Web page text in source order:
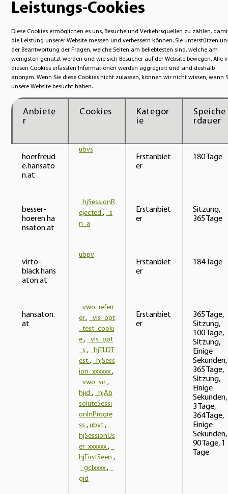
Leistungs-Cookies
Diese Cookies ermöglichen es uns, Besuche und Verkehrsquellen zu zählen,
die Leistung unserer Website messen und verbessern können. Sie unterstützen
der Beantwortung der Fragen, welche Seiten am beliebtesten sind, welche am
wenigsten genutzt werden und wie sich Besucher auf der Website bewegen. Alle
diesen Cookies erfassten Informationen werden aggregiert und sind deshalb
anonym. Wenn Sie diese Cookies nicht zulassen, können wir nicht wissen, wann
unsere Website besucht haben.
Anbiete
r
Cookies
Kategor
ie
Speiche
rdauer
hoerfreud
e.hansato
n.at
ubvs
Erstanbiet
er
180 Tage
besser-
hoeren.ha
nsaton.at
_hjSessionR
ejected ,
_s
n_a
Erstanbiet
er
Sitzung,
365 Tage
virto-
black.hans
aton.at
ubpv
Erstanbiet
er
184 Tage
hansaton.
at
_vwo_referr
er,
_vis_opt
_test_cooki
e ,
_vis_opt
_s ,
_hjTLDT
est ,
_hjSess
ion_xxxxxx ,
_vwo_sn ,
hjid ,
_hjAb
soluteSessi
onInProgre
ss , ubvt ,
hjSessionUs
er_xxxxxx ,
hjFirstSeen ,
_gclxxxx ,
gid
Erstanbiet
er
365 Tage,
Sitzung,
100 Tage,
Sitzung,
Einige
Sekunden,
365 Tage,
Sitzung,
Einige
Sekunden,
3 Tage,
364 Tage,
Einige
Sekunden,
90 Tage, 1
Tage